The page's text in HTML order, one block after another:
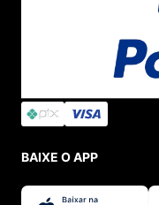
BAIXE O APP